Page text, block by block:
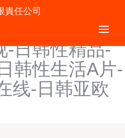
韩性交大片-
-日韩性交网-
-日韩性精品-
韩性生活A片-
线-日韩亚欧
責任公司